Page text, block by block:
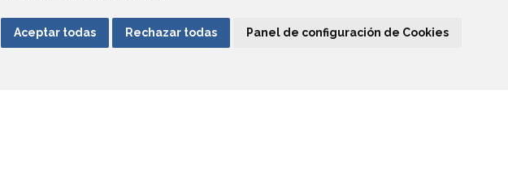
Aceptar todas Rechazar todas Panel de configuración de Cookies